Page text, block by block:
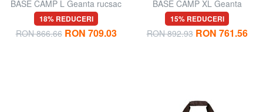
BASE CAMP L Geanta rucsac
18% REDUCERI
RON 866.66 RON 709.03
BASE CAMP XL Geanta
rucsac
15% REDUCERI
RON 892.93 RON 761.56